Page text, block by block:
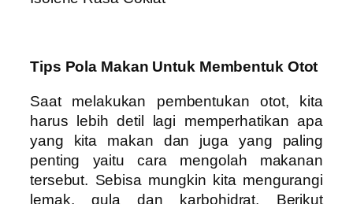
Tips Pola Makan Untuk Membentuk Otot
Saat melakukan pembentukan otot, kita
harus lebih detil lagi memperhatikan apa
yang kita makan dan juga yang paling
penting yaitu cara mengolah makanan
tersebut. Sebisa mungkin kita mengurangi
lemak, gula dan karbohidrat. Berikut